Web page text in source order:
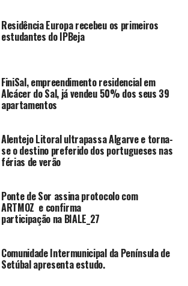
Residência Europa recebeu os primeiros
estudantes do IPBeja
FiniSal, empreendimento residencial em
Alcácer do Sal, já vendeu 50% dos seus 39
apartamentos
Alentejo Litoral ultrapassa Algarve e torna-
se o destino preferido dos portugueses nas
férias de verão
Ponte de Sor assina protocolo com
ARTMOZ e confirma
participação na BIALE_27
Comunidade Intermunicipal da Península de
Setúbal apresenta estudo.